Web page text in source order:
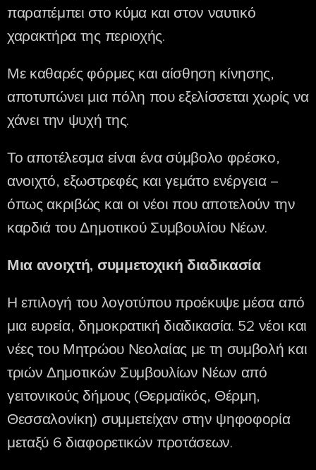
παραπέμπει στο κύμα και στον ναυτικό
χαρακτήρα της περιοχής.
Με καθαρές φόρμες και αίσθηση κίνησης,
αποτυπώνει μια πόλη που εξελίσσεται χωρίς να
χάνει την ψυχή της.
Το αποτέλεσμα είναι ένα σύμβολο φρέσκο,
ανοιχτό, εξωστρεφές και γεμάτο ενέργεια –
όπως ακριβώς και οι νέοι που αποτελούν την
καρδιά του Δημοτικού Συμβουλίου Νέων.
Μια ανοιχτή, συμμετοχική διαδικασία
Η επιλογή του λογοτύπου προέκυψε μέσα από
μια ευρεία, δημοκρατική διαδικασία. 52 νέοι και
νέες του Μητρώου Νεολαίας με τη συμβολή και
τριών Δημοτικών Συμβουλίων Νέων από
γειτονικούς δήμους (Θερμαϊκός, Θέρμη,
Θεσσαλονίκη) συμμετείχαν στην ψηφοφορία
μεταξύ 6 διαφορετικών προτάσεων.